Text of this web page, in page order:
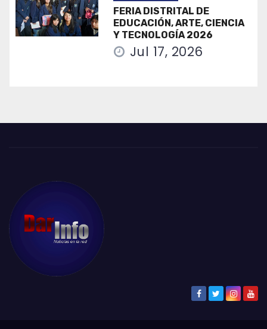
FERIA DISTRITAL DE
EDUCACIÓN, ARTE, CIENCIA
Y TECNOLOGÍA 2026
Jul 17, 2026